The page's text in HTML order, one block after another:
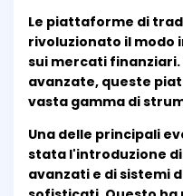
Le piattaforme di
rivoluzionato il modo
sui mercati
avanzate, queste
vasta gamma di
Una delle principali
stata l'introduzione
avanzati e di sistemi